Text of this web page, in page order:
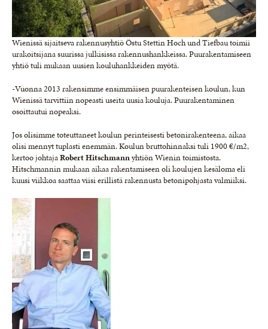
Wienissä sijaitseva rakennusyhtiö Östu Stettin Hoch und Tiefbau toimii
urakoitsijana suurissa julkisissa rakennushankkeissa. Puurakentamiseen
yhtiö tuli mukaan uusien kouluhankkeiden myötä.
-Vuonna 2013 rakensimme ensimmäisen puurakenteisen koulun, kun
Wienissä tarvittiin nopeasti useita uusia kouluja. Puurakentaminen
osoittautui nopeaksi.
Jos olisimme toteuttaneet koulun perinteisesti betonirakenteena, aikaa
olisi mennyt tuplasti enemmän. Koulun bruttohinnaksi tuli 1900 €/m2,
kertoo johtajaRobert Hitschmannyhtiön Wienin toimistosta.
Hitschmannin mukaan aikaa rakentamiseen oli koulujen kesäloma eli
kuusi viikkoa saattaa viisi erillistä rakennusta betonipohjasta valmiiksi.